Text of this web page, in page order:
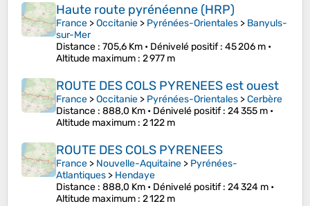
Haute route pyrénéenne (HRP)
France >Occitanie > Pyrénées-Orientales > Banyuls-
sur-Mer
Distance : 705,6 Km • Dénivelé positif: 45 206 m •
Altitude maximum : 2 977 m
ROUTE DES COLS PYRENEES est ouest
France >Occitanie > Pyrénées-Orientales >Cerbère
Distance : 888,0 Km • Dénivelé positif: 24 355 m •
Altitude maximum : 2 122 m
ROUTE DES COLS PYRENEES
France > Nouvelle-Aquitaine > Pyrénées-
Atlantiques > Hendaye
Distance : 888,0 Km • Dénivelé positif: 24 324 m •
Altitude maximum : 2 122 m